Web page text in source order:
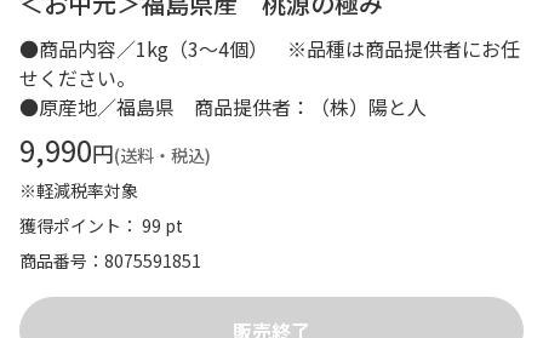
●商品内容／1kg（3～4個） ※品種は商品提供者にお任
せください。
●原産地／福島県 商品提供者：（株）陽と人
9,990円(送料・税込)
※軽減税率対象
獲得ポイント： 99 pt
商品番号
8075591851